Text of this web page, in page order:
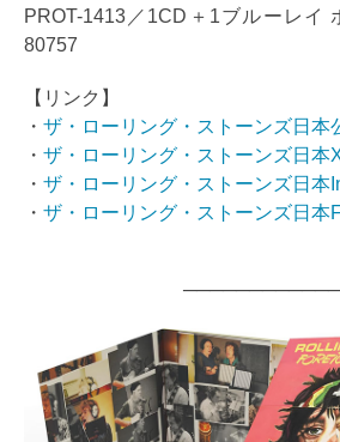
PROT-1413／1CD＋1ブルーレイ
80757
【リンク】
・ ザ・ローリング・ストーンズ日本
・ ザ・ローリング・ストーンズ日本
・ ザ・ローリング・ストーンズ日本
・ ザ・ローリング・ストーンズ日本